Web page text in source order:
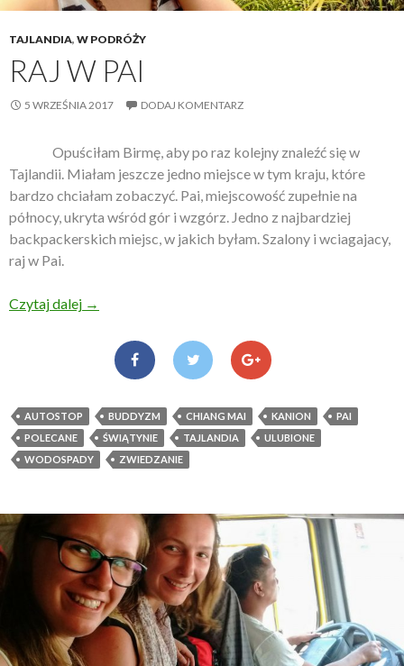
TAJLANDIA, W PODRÓŻY
RAJ W PAI
5 WRZEŚNIA 2017 DODAJ KOMENTARZ
Opuściłam Birmę, aby po raz kolejny znaleźć się w
Tajlandii. Miałam jeszcze jedno miejsce w tym kraju, które
bardzo chciałam zobaczyć. Pai, miejscowość zupełnie na
północy, ukryta wśród gór i wzgórz. Jedno z najbardziej
backpackerskich miejsc, w jakich byłam. Szalony i wciagajacy,
raj w Pai.
Czytaj dalej Raj w Pai
→
AUTOSTOP BUDDYZM CHIANG MAI KANION
PAI
POLECANE
ŚWIĄTYNIE TAJLANDIA
ULUBIONE
WODOSPADY
ZWIEDZANIE